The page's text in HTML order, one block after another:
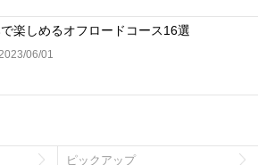
楽しめるオフロードコース16選
06/01
ピックアップ